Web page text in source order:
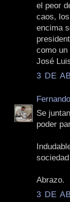
el peor
caos,
encima
como un
José
3 DE
Se
poder
Abrazo.
3 DE